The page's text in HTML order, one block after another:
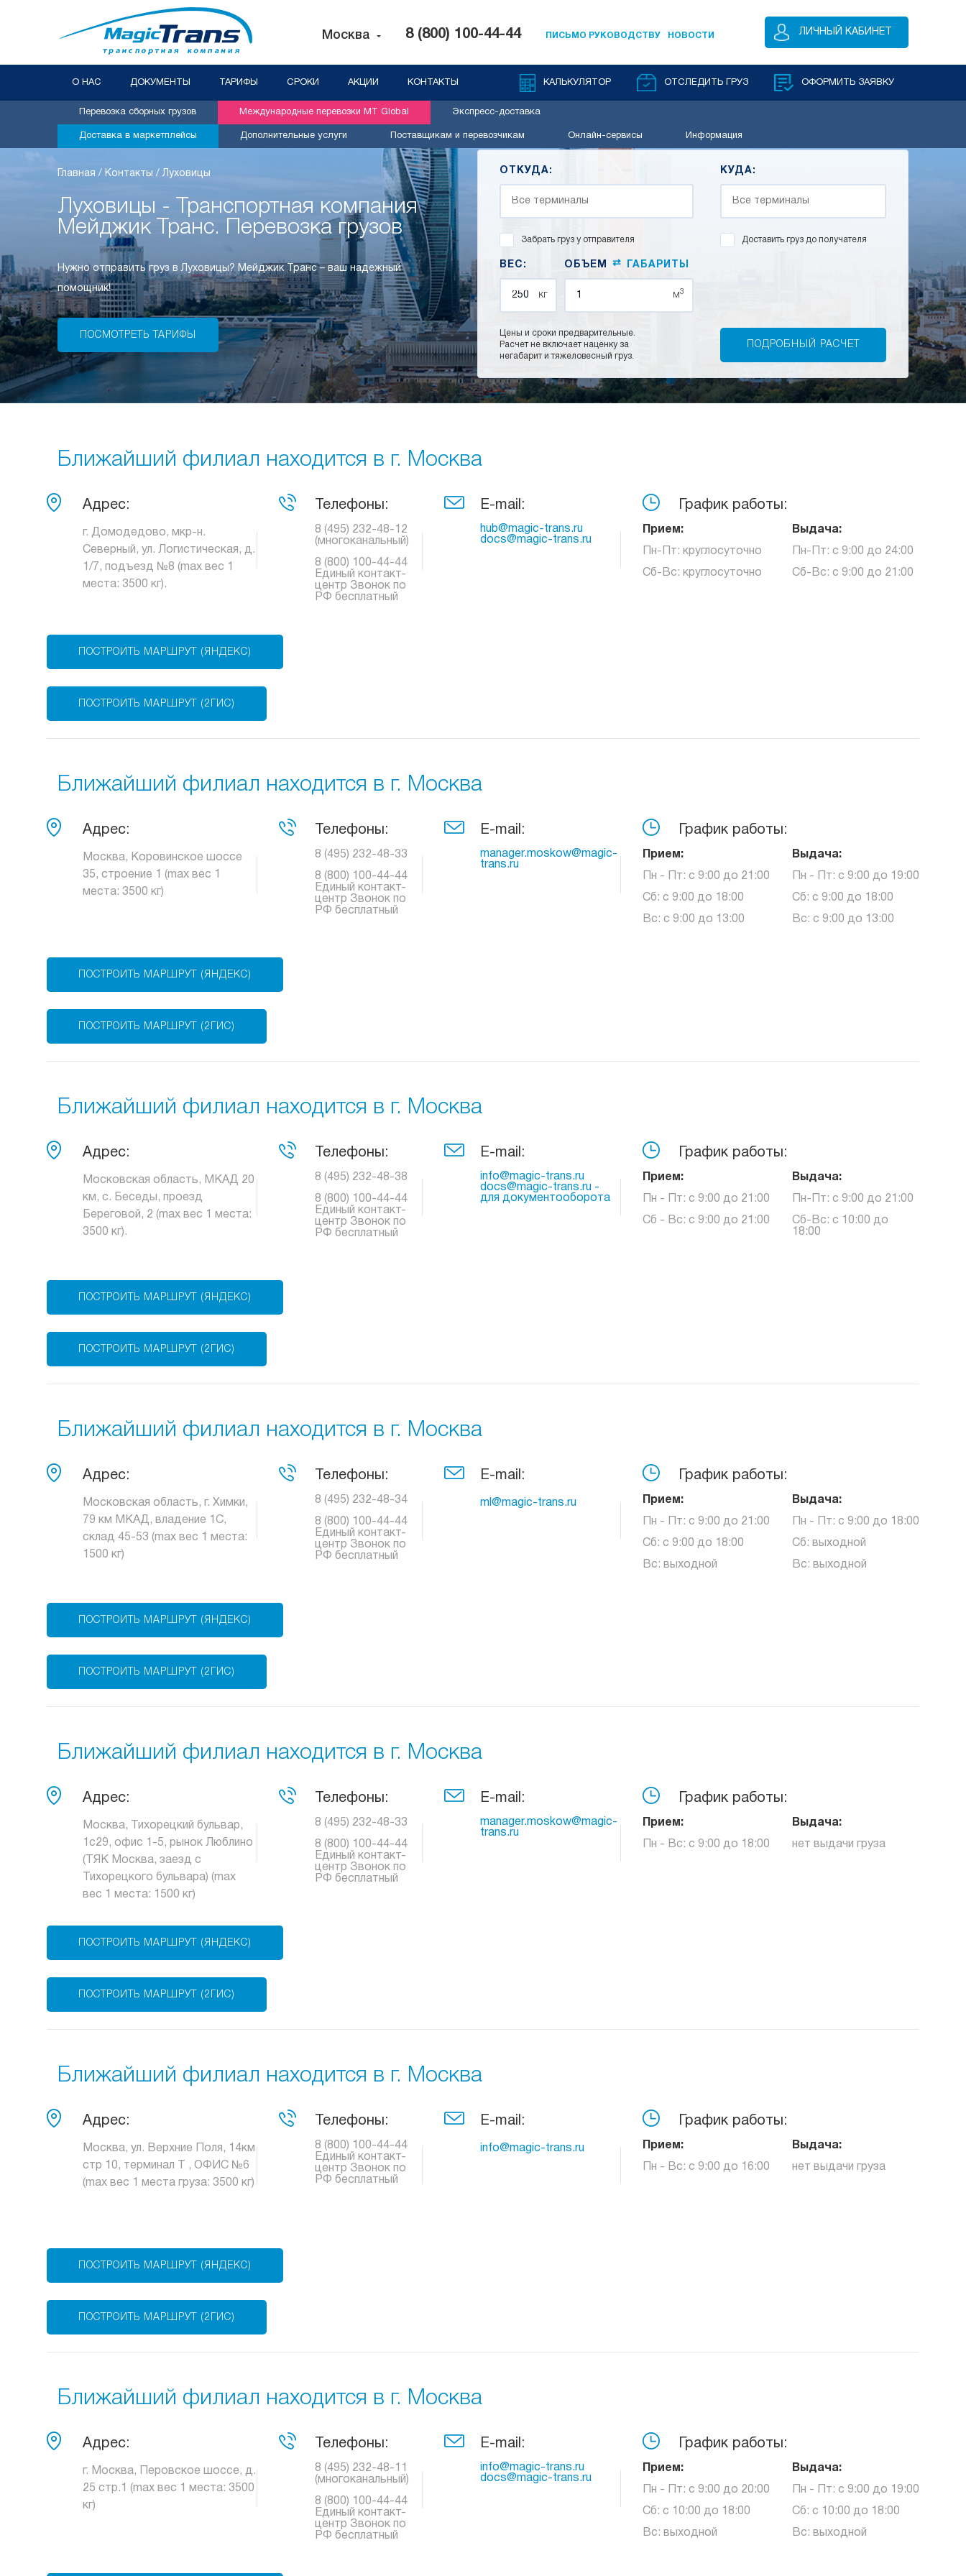
Москва 8 (800) 100-44-44 ПИСЬМО РУКОВОДСТВУ НОВОСТИ ЛИЧНЫЙ КАБИНЕТ
О НАС ДОКУМЕНТЫ ТАРИФЫ СРОКИ АКЦИИ КОНТАКТЫ КАЛЬКУЛЯТОР ОТСЛЕДИТЬ ГРУЗ ОФОРМИТЬ ЗАЯВКУ
Перевозка сборных грузов Международные перевозки MT Global Экспресс-доставка
Доставка в маркетплейсы Дополнительные услуги Поставщикам и перевозчикам Онлайн-сервисы Информация
Главная / Контакты /Луховицы
Луховицы - Транспортная компания
Мейджик Транс. Перевозка грузов
Нужно отправить груз в Луховицы? Мейджик Транс – ваш надежный
помощник!
ПОСМОТРЕТЬ ТАРИФЫ
ОТКУДА:
Забрать груз у отправителя
КУДА:
Доставить груз до получателя
ВЕС:
кг
ОБЪЕМ ⇄ ГАБАРИТЫ
м3
Цены и сроки предварительные.
Расчет не включает наценку за
негабарит и тяжеловесный груз.
Ближайший филиал находится в г. Москва
Адрес:
г. Домодедово, мкр-н.
Северный, ул. Логистическая, д.
1/7, подъезд №8 (max вес 1
места: 3500 кг).
Телефоны:
8 (495) 232-48-12
(многоканальный)
8 (800) 100-44-44
Единый контакт-
центр Звонок по
РФ бесплатный
E-mail:
hub@magic-trans.ru
docs@magic-trans.ru
График работы:
Прием:
Пн-Пт: круглосуточно
Сб-Вс: круглосуточно
Выдача:
Пн-Пт: с 9:00 до 24:00
Сб-Вс: с 9:00 до 21:00
ПОСТРОИТЬ МАРШРУТ (ЯНДЕКС)
ПОСТРОИТЬ МАРШРУТ (2ГИС)
Ближайший филиал находится в г. Москва
Адрес:
Москва, Коровинское шоссе
35, строение 1 (max вес 1
места: 3500 кг)
Телефоны:
8 (495) 232-48-33
8 (800) 100-44-44
Единый контакт-
центр Звонок по
РФ бесплатный
E-mail:
manager.moskow@magic-
trans.ru
График работы:
Прием:
Пн - Пт: с 9:00 до 21:00
Сб: с 9:00 до 18:00
Вс: с 9:00 до 13:00
Выдача:
Пн - Пт: с 9:00 до 19:00
Сб: с 9:00 до 18:00
Вс: с 9:00 до 13:00
ПОСТРОИТЬ МАРШРУТ (ЯНДЕКС)
ПОСТРОИТЬ МАРШРУТ (2ГИС)
Ближайший филиал находится в г. Москва
Адрес:
Московская область, МКАД 20
км, с. Беседы, проезд
Береговой, 2 (max вес 1 места:
3500 кг).
Телефоны:
8 (495) 232-48-38
8 (800) 100-44-44
Единый контакт-
центр Звонок по
РФ бесплатный
E-mail:
info@magic-trans.ru
docs@magic-trans.ru -
для документооборота
График работы:
Прием:
Пн - Пт: с 9:00 до 21:00
Сб - Вс: с 9:00 до 21:00
Выдача:
Пн-Пт: с 9:00 до 21:00
Сб-Вс: с 10:00 до
18:00
ПОСТРОИТЬ МАРШРУТ (ЯНДЕКС)
ПОСТРОИТЬ МАРШРУТ (2ГИС)
Ближайший филиал находится в г. Москва
Адрес:
Московская область, г. Химки,
79 км МКАД, владение 1С,
склад 45-53 (max вес 1 места:
1500 кг)
Телефоны:
8 (495) 232-48-34
8 (800) 100-44-44
Единый контакт-
центр Звонок по
РФ бесплатный
E-mail:
ml@magic-trans.ru
График работы:
Прием:
Пн - Пт: с 9:00 до 21:00
Сб: с 9:00 до 18:00
Вс: выходной
Выдача:
Пн - Пт: с 9:00 до 18:00
Сб: выходной
Вс: выходной
ПОСТРОИТЬ МАРШРУТ (ЯНДЕКС)
ПОСТРОИТЬ МАРШРУТ (2ГИС)
Ближайший филиал находится в г. Москва
Адрес:
Москва, Тихорецкий бульвар,
1с29, офис 1-5, рынок Люблино
(ТЯК Москва, заезд с
Тихорецкого бульвара) (max
вес 1 места: 1500 кг)
Телефоны:
8 (495) 232-48-33
8 (800) 100-44-44
Единый контакт-
центр Звонок по
РФ бесплатный
E-mail:
manager.moskow@magic-
trans.ru
График работы:
Прием:
Пн - Вс: с 9:00 до 18:00
Выдача:
нет выдачи груза
ПОСТРОИТЬ МАРШРУТ (ЯНДЕКС)
ПОСТРОИТЬ МАРШРУТ (2ГИС)
Ближайший филиал находится в г. Москва
Адрес:
Москва, ул. Верхние Поля, 14км
стр 10, терминал Т , ОФИС №6
(max вес 1 места груза: 3500 кг)
Телефоны:
8 (800) 100-44-44
Единый контакт-
центр Звонок по
РФ бесплатный
E-mail:
info@magic-trans.ru
График работы:
Прием:
Пн - Вс: с 9:00 до 16:00
Выдача:
нет выдачи груза
ПОСТРОИТЬ МАРШРУТ (ЯНДЕКС)
ПОСТРОИТЬ МАРШРУТ (2ГИС)
Ближайший филиал находится в г. Москва
Адрес:
г. Москва, Перовское шоссе, д.
25 стр.1 (max вес 1 места: 3500
кг)
Телефоны:
8 (495) 232-48-11
(многоканальный)
8 (800) 100-44-44
Единый контакт-
центр Звонок по
РФ бесплатный
E-mail:
info@magic-trans.ru
docs@magic-trans.ru
График работы:
Прием:
Пн - Пт: с 9:00 до 20:00
Сб: с 10:00 до 18:00
Вс: выходной
Выдача:
Пн - Пт: с 9:00 до 19:00
Сб: с 10:00 до 18:00
Вс: выходной